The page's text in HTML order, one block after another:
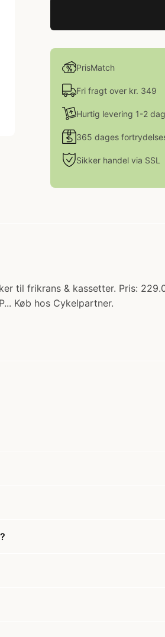
PrisMatch
Fri fragt over kr. 349
Hurtig levering 1-2
365 dages
Sikker handel via SSL
til frikrans & kassetter. Pris:
Køb hos Cykelpartner.